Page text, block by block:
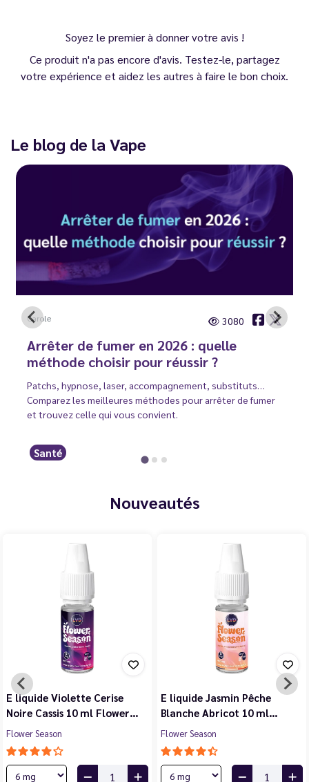
Soyez le premier à donner votre avis !
Ce produit n'a pas encore d'avis. Testez-le, partagez
votre expérience et aidez les autres à faire le bon choix.
Le blog de la Vape
Carole 3080
Arrêter de fumer en 2026 : quelle
méthode choisir pour réussir ?
Patchs, hypnose, laser, accompagnement, substituts…
Comparez les meilleures méthodes pour arrêter de fumer
et trouvez celle qui vous convient.
Santé
Nouveautés
E liquide Violette Cerise
Noire Cassis 10 ml Flower…
Flower Season
E liquide Jasmin Pêche
Blanche Abricot 10 ml…
Flower Season